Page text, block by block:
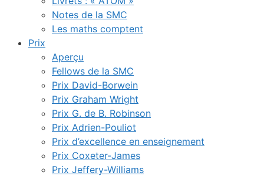
Notes de la SMC
Les maths comptent
Prix
Aperçu
Fellows de la SMC
Prix David-Borwein
Prix Graham Wright
Prix G. de B. Robinson
Prix Adrien-Pouliot
Prix d’excellence en enseignement
Prix Coxeter-James
Prix Jeffery-Williams